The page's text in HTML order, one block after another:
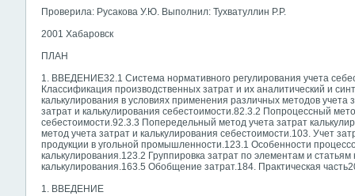
Проверила: Русакова У.Ю. Выполнил: Тухватуллин Р.Р.
2001 Хабаровск
ПЛАН
1. ВВЕДЕНИЕ32.1 Система нормативного регулирования учета
Классификация производственных затрат и их аналитический и
калькулирования в условиях применения различных методов
затрат и калькулирования себестоимости.82.3.2 Попроцессный
себестоимости.92.3.3 Попередельный метод учета затрат
метод учета затрат и калькулирования себестоимости.103. Учет
продукции в угольной промышленности.123.1 Особенности
калькулирования.123.2 Группировка затрат по элементам и
калькулирования.163.5 Обобщение затрат.184. Практическая
1. ВВЕДЕНИЕ